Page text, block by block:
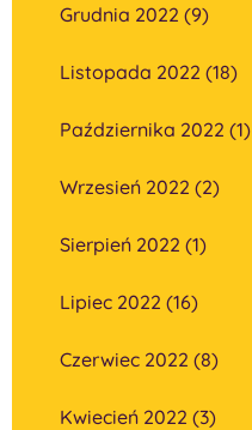
Grudnia 2022 (9)
Listopada 2022 (18)
Października 2022 (1)
Wrzesień 2022 (2)
Sierpień 2022 (1)
Lipiec 2022 (16)
Czerwiec 2022 (8)
Kwiecień 2022 (3)